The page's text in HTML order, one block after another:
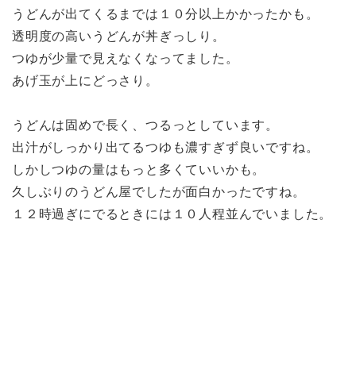
うどんが出てくるまでは１０分以上かかったかも。
透明度の高いうどんが丼ぎっしり。
つゆが少量で見えなくなってました。
あげ玉が上にどっさり。
うどんは固めで長く、つるっとしています。
出汁がしっかり出てるつゆも濃すぎず良いですね。
しかしつゆの量はもっと多くていいかも。
久しぶりのうどん屋でしたが面白かったですね。
１２時過ぎにでるときには１０人程並んでいました。